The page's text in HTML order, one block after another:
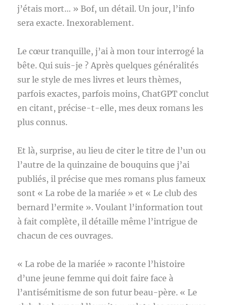
j’étais mort… » Bof, un détail. Un jour, l’info
sera exacte. Inexorablement.
Le cœur tranquille, j’ai à mon tour interrogé la
bête. Qui suis-je ? Après quelques généralités
sur le style de mes livres et leurs thèmes,
parfois exactes, parfois moins, ChatGPT conclut
en citant, précise-t-elle, mes deux romans les
plus connus.
Et là, surprise, au lieu de citer le titre de l’un ou
l’autre de la quinzaine de bouquins que j’ai
publiés, il précise que mes romans plus fameux
sont « La robe de la mariée » et « Le club des
bernard l’ermite ». Voulant l’information tout
à fait complète, il détaille même l’intrigue de
chacun de ces ouvrages.
« La robe de la mariée » raconte l’histoire
d’une jeune femme qui doit faire face à
l’antisémitisme de son futur beau-père. « Le